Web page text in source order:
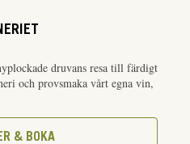
druvans resa till färdigt
och provsmaka vårt egna vin,
& BOKA